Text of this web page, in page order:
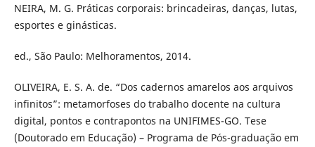
NEIRA, M. G. Práticas corporais: brincadeiras, danças, lutas,
esportes e ginásticas.
ed., São Paulo: Melhoramentos, 2014.
OLIVEIRA, E. S. A. de. “Dos cadernos amarelos aos arquivos
infinitos”: metamorfoses do trabalho docente na cultura
digital, pontos e contrapontos na UNIFIMES-GO. Tese
(Doutorado em Educação) – Programa de Pós-graduação em